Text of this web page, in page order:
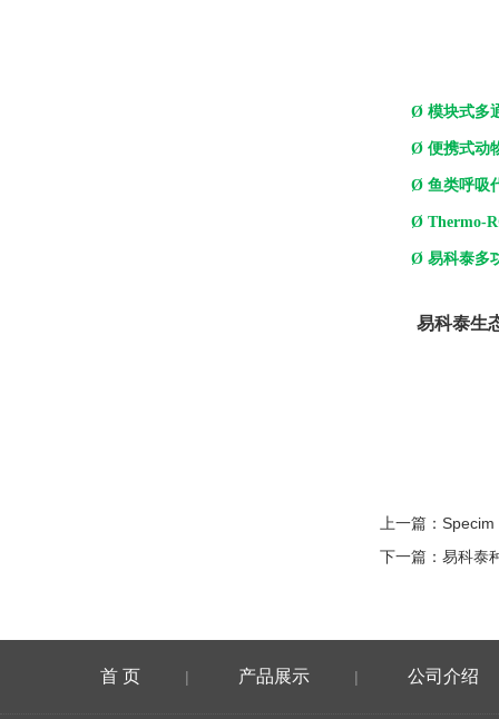
Ø 模块式多
Ø 便携式动
Ø 鱼类呼吸
Ø Thermo-
Ø 易科泰多
易科泰生
上一篇： Specim
下一篇： 易科泰
首 页 | 产品展示 | 公司介绍